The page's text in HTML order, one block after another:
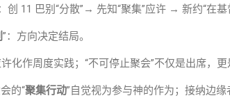
创 11 巴别“分散”→ 先知“聚集”应许 → 新约“在基
”：方向决定结局。
化作周度实践；“不可停止聚会”不仅是出席，更
的“聚集行动”自觉视为参与神的作为；接纳边缘